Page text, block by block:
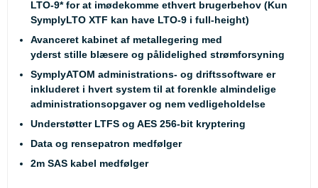
LTO-9* for at imødekomme ethvert brugerbehov (Kun
SymplyLTO XTF kan have LTO-9 i full-height)
Avanceret kabinet af metallegering med
yderst stille blæsere og pålidelighed strømforsyning
SymplyATOM administrations- og driftssoftware er
inkluderet i hvert system til at forenkle almindelige
administrationsopgaver og nem vedligeholdelse
Understøtter LTFS og AES 256-bit kryptering
Data og rensepatron medfølger
2m SAS kabel medfølger